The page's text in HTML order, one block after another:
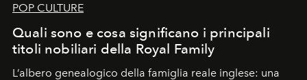
POP CULTURE
Quali sono e cosa significano i principali
titoli nobiliari della Royal Family
L’albero genealogico della famiglia reale inglese: una